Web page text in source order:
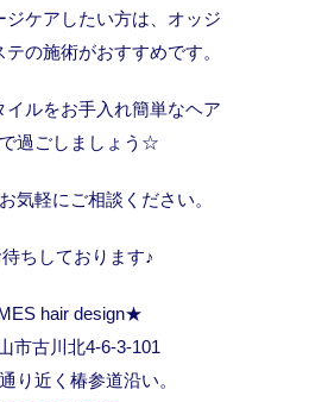
ジケアしたい方は、オッジ
の施術がおすすめです。
イルをお手入れ簡単なヘア
過ごしましょう☆
気軽にご相談ください。
ちしております♪
hair design★
市古川北4-6-3-101
り近く椿参道沿い。